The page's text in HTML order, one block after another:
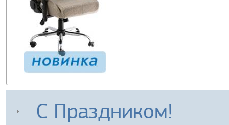
С Праздником!